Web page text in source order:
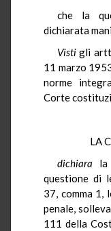
che la
dichiarata
Vistigli
11 marzo
norme
Corte
LA
dichiara la
questione di
37, comma 1,
penale,
111 della